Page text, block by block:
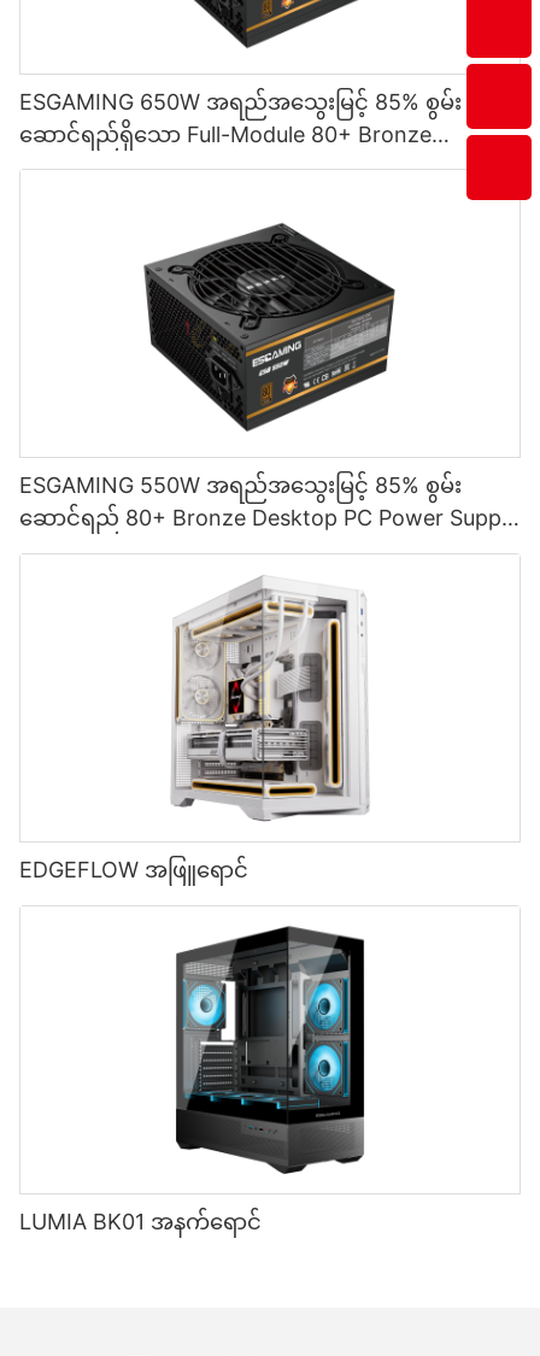
ESGAMING 650W အရည်အသွေးမြင့် 85% စွမ်း
ဆောင်ရည်ရှိသော Full-Module 80+ Bronze
Desktop PC Power Supply ထောက်ပံ့မှု ESB650W
ESGAMING 550W အရည်အသွေးမြင့် 85% စွမ်း
ဆောင်ရည် 80+ Bronze Desktop PC Power Supply
ထောက်ပံ့ရေးပစ္စည်းများ ESB550W
EDGEFLOW အဖြူရောင်
LUMIA BK01 အနက်ရောင်